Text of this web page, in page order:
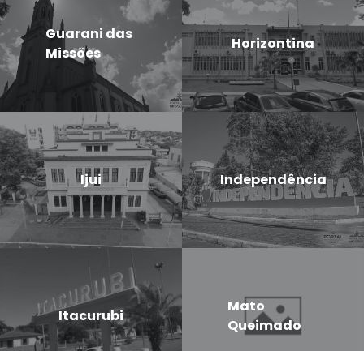
Guarani das
Missões
Horizontina
Ijui Independência
Itacurubi
Mato
Queimado